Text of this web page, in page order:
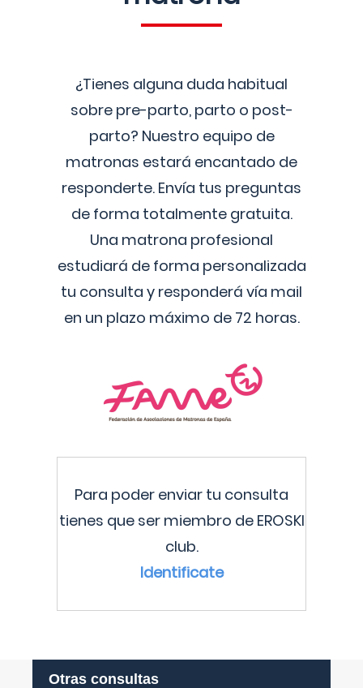
¿Tienes alguna duda habitual
sobre pre-parto, parto o post-
parto? Nuestro equipo de
matronas estará encantado de
responderte. Envía tus preguntas
de forma totalmente gratuita.
Una matrona profesional
estudiará de forma personalizada
tu consulta y responderá vía mail
en un plazo máximo de 72 horas.
Para poder enviar tu consulta
tienes que ser miembro de EROSKI
club.
Identificate
Otras consultas